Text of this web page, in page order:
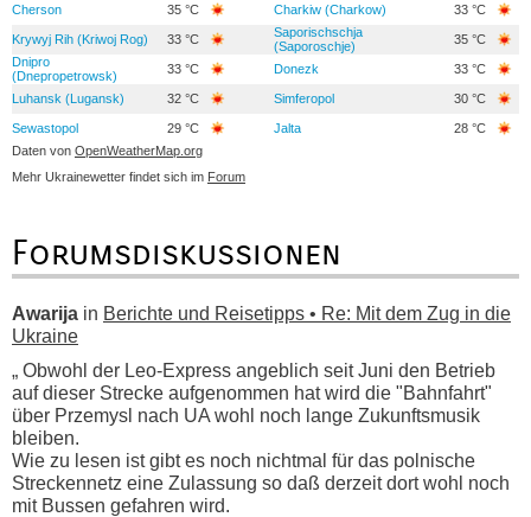
Cherson 35 °C Charkiw (Charkow) 33 °C
Krywyj Rih (Kriwoj Rog) 33 °C
Saporischschja
(Saporoschje)
35 °C
Dnipro
(Dnepropetrowsk)
33 °C Donezk 33 °C
Luhansk (Lugansk) 32 °C Simferopol 30 °C
Sewastopol 29 °C Jalta
28 °C
Daten von OpenWeatherMap.org
Mehr Ukrainewetter findet sich im Forum
Forumsdiskussionen
Awarija in Berichte und Reisetipps • Re: Mit dem Zug in die
Ukraine
„ Obwohl der Leo-Express angeblich seit Juni den Betrieb
auf dieser Strecke aufgenommen hat wird die "Bahnfahrt"
über Przemysl nach UA wohl noch lange Zukunftsmusik
bleiben.
Wie zu lesen ist gibt es noch nichtmal für das polnische
Streckennetz eine Zulassung so daß derzeit dort wohl noch
mit Bussen gefahren wird.